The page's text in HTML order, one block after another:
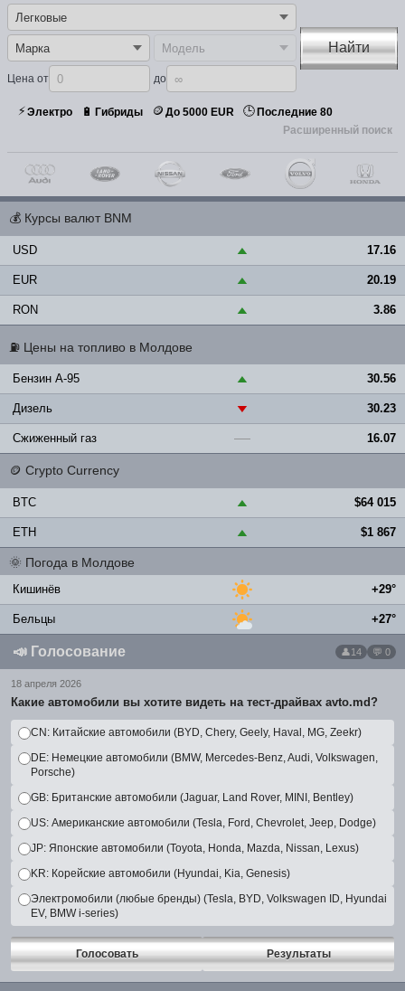
Цена от до
Найти
⚡Электро 🔋 Гибриды 🪙 До 5000 EUR 🕒 Последние 80
Расширенный поиск
💰 Курсы валют BNM
USD ▲ 17.16
EUR ▲ 20.19
RON ▲ 3.86
⛽ Цены на топливо в Молдове
Бензин A-95 ▲ 30.56
Дизель ▼ 30.23
Сжиженный газ — 16.07
🪙 Crypto Currency
BTC ▲ $64 015
ETH ▲ $1 867
🌞 Погода в Молдове
Кишинёв +29°
Бельцы +27°
📣 Голосование 14 💬 0
18 апреля 2026
Какие автомобили вы хотите видеть на тест-драйвах avto.md?
CN: Китайские автомобили (BYD, Chery, Geely, Haval, MG, Zeekr)
DE: Немецкие автомобили (BMW, Mercedes-Benz, Audi, Volkswagen,
Porsche)
GB: Британские автомобили (Jaguar, Land Rover, MINI, Bentley)
US: Американские автомобили (Tesla, Ford, Chevrolet, Jeep, Dodge)
JP: Японские автомобили (Toyota, Honda, Mazda, Nissan, Lexus)
KR: Корейские автомобили (Hyundai, Kia, Genesis)
Электромобили (любые бренды) (Tesla, BYD, Volkswagen ID, Hyundai
EV, BMW i-series)
Голосовать Результаты